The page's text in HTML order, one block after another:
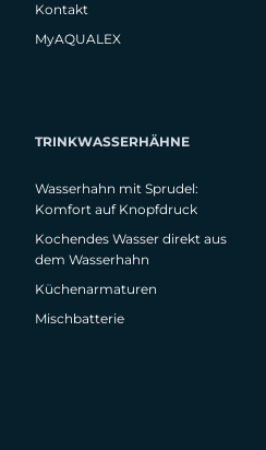
Kontakt
MyAQUALEX
TRINKWASSERHÄHNE
Wasserhahn mit Sprudel:
Komfort auf Knopfdruck
Kochendes Wasser direkt aus
dem Wasserhahn
Küchenarmaturen
Mischbatterie